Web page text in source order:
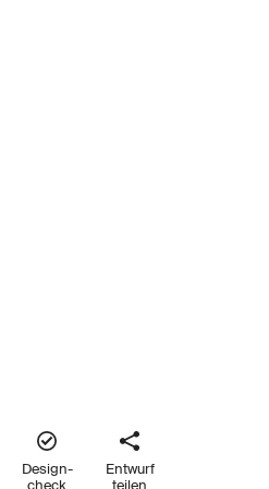
Design-
check
Entwurf
teilen